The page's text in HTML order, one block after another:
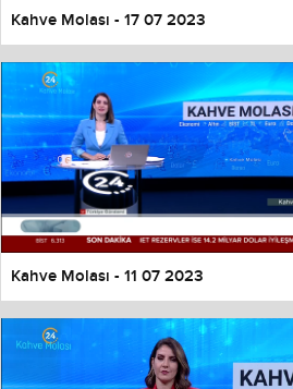
Resetrestore all settings to the default
Close Modal Dialog
End of dialog window.
Kahve Molası - 17 07 2023
Kahve Molası - 11 07 2023